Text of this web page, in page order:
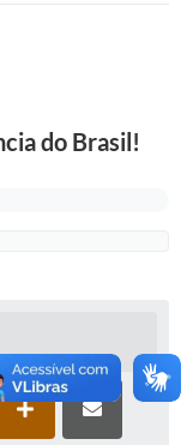
do Brasil!